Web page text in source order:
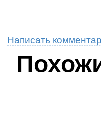
Написать